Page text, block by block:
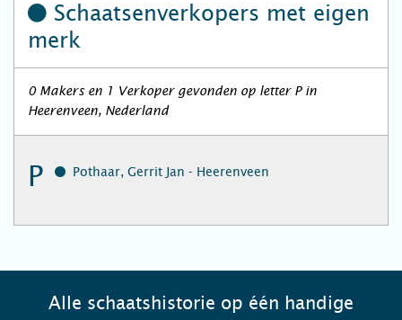
Schaatsenverkopers met eigen
merk
0 Makers en 1 Verkoper gevonden op letter P in
Heerenveen, Nederland
P Pothaar, Gerrit Jan - Heerenveen
Alle schaatshistorie op één handige